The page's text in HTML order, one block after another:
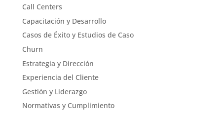
Call Centers
Capacitación y Desarrollo
Casos de Éxito y Estudios de Caso
Churn
Estrategia y Dirección
Experiencia del Cliente
Gestión y Liderazgo
Normativas y Cumplimiento